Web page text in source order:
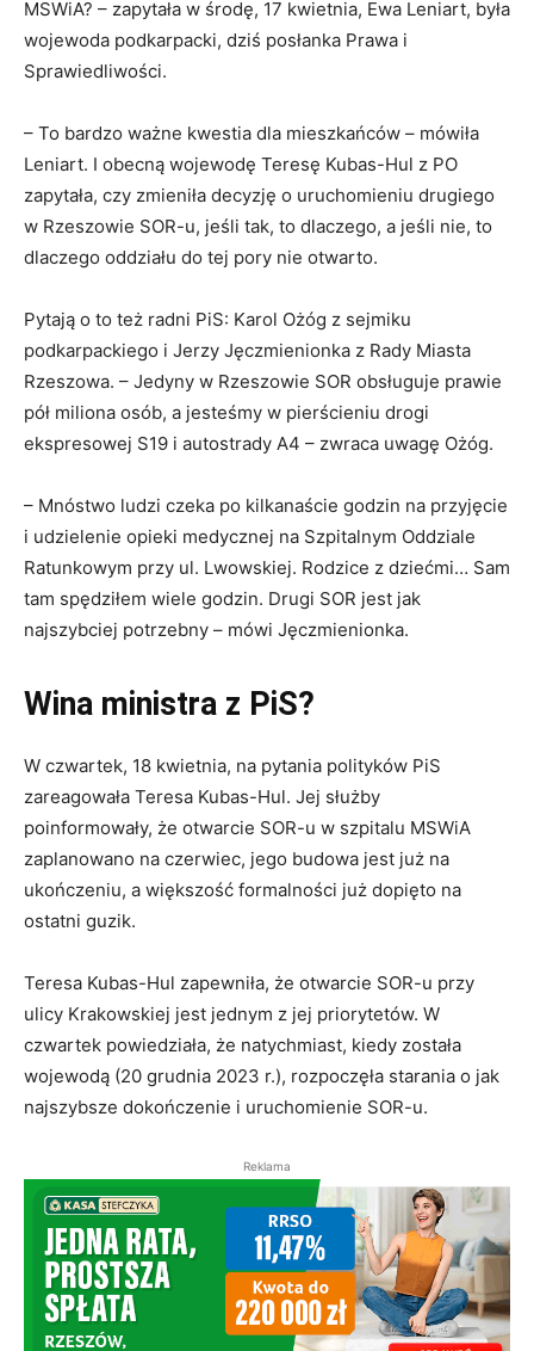
MSWiA? – zapytała w środę, 17 kwietnia, Ewa Leniart, była
wojewoda podkarpacki, dziś posłanka Prawa i
Sprawiedliwości.
– To bardzo ważne kwestia dla mieszkańców – mówiła
Leniart. I obecną wojewodę Teresę Kubas-Hul z PO
zapytała, czy zmieniła decyzję o uruchomieniu drugiego
w Rzeszowie SOR-u, jeśli tak, to dlaczego, a jeśli nie, to
dlaczego oddziału do tej pory nie otwarto.
Pytają o to też radni PiS: Karol Ożóg z sejmiku
podkarpackiego i Jerzy Jęczmienionka z Rady Miasta
Rzeszowa. – Jedyny w Rzeszowie SOR obsługuje prawie
pół miliona osób, a jesteśmy w pierścieniu drogi
ekspresowej S19 i autostrady A4 – zwraca uwagę Ożóg.
– Mnóstwo ludzi czeka po kilkanaście godzin na przyjęcie
i udzielenie opieki medycznej na Szpitalnym Oddziale
Ratunkowym przy ul. Lwowskiej. Rodzice z dziećmi… Sam
tam spędziłem wiele godzin. Drugi SOR jest jak
najszybciej potrzebny – mówi Jęczmienionka.
Wina ministra z PiS?
W czwartek, 18 kwietnia, na pytania polityków PiS
zareagowała Teresa Kubas-Hul. Jej służby
poinformowały, że otwarcie SOR-u w szpitalu MSWiA
zaplanowano na czerwiec, jego budowa jest już na
ukończeniu, a większość formalności już dopięto na
ostatni guzik.
Teresa Kubas-Hul zapewniła, że otwarcie SOR-u przy
ulicy Krakowskiej jest jednym z jej priorytetów. W
czwartek powiedziała, że natychmiast, kiedy została
wojewodą (20 grudnia 2023 r.), rozpoczęła starania o jak
najszybsze dokończenie i uruchomienie SOR-u.
Reklama